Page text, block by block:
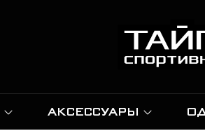
АКСЕССУАРЫ